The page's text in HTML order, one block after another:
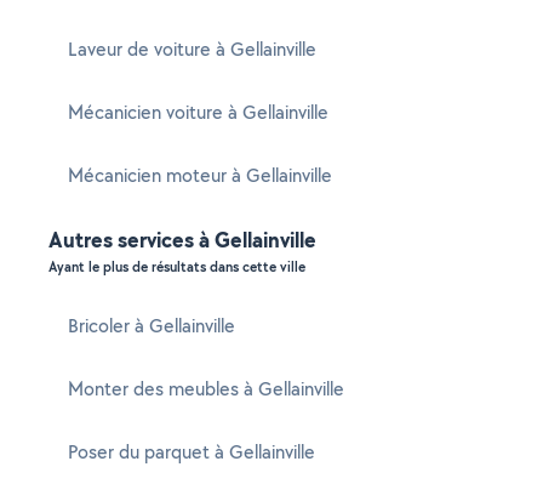
Laveur de voiture à Gellainville
Mécanicien voiture à Gellainville
Mécanicien moteur à Gellainville
Autres services à Gellainville
Ayant le plus de résultats dans cette ville
Bricoler à Gellainville
Monter des meubles à Gellainville
Poser du parquet à Gellainville